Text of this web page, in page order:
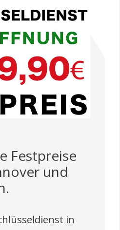
Festpreise
und
in